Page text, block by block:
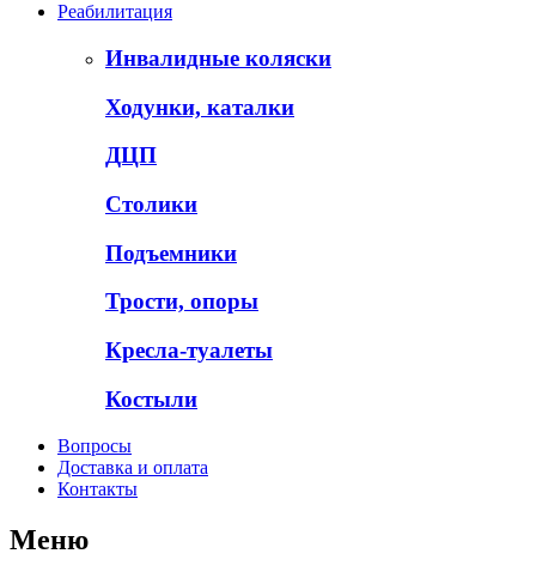
Реабилитация
Инвалидные коляски
Ходунки, каталки
ДЦП
Столики
Подъемники
Трости, опоры
Кресла-туалеты
Костыли
Вопросы
Доставка и оплата
Контакты
Меню